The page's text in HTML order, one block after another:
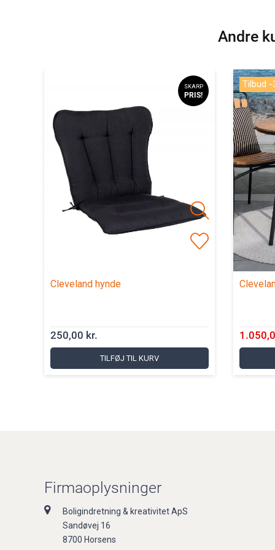
Andre
SKARP
PRIS!
Cleveland hynde
250,00 kr.
TILFØJ TIL KURV
Tilbud -
Firmaoplysninger
Boligindretning & kreativitet ApS
Sandøvej 16
8700 Horsens